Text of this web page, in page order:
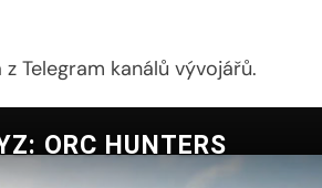
Telegram kanálů vývojářů.